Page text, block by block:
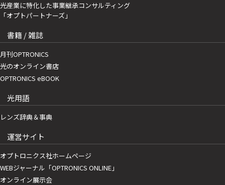
光産業に特化した事業継承コンサルティング
「オプトパートナーズ」
書籍 / 雑誌
月刊OPTRONICS
光のオンライン書店
OPTRONICS eBOOK
光用語
レンズ辞典＆事典
運営サイト
オプトロニクス社ホームページ
WEBジャーナル「OPTRONICS ONLINE」
オンライン展示会